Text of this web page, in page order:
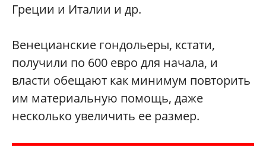
Греции и Италии и др.
Венецианские гондольеры, кстати,
получили по 600 евро для начала, и
власти обещают как минимум повторить
им материальную помощь, даже
несколько увеличить ее размер.